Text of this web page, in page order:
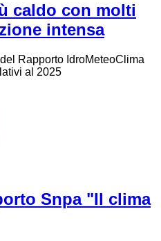
caldo con molti
intensa
Rapporto IdroMeteoClima
al 2025
Snpa "Il clima